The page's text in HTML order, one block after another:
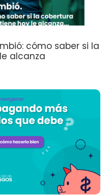
cómo saber si la
alcanza